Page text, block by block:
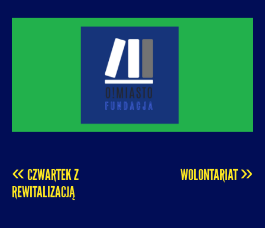
URBANIZACJI – PROMUJEMY I WSPIERAMY
ROZWÓJ MIAST I MIEJSKICH WSPÓLNOT.
O! MIASTO
POST
«CZWARTEK Z
REWITALIZACJĄ
WOLONTARIAT»